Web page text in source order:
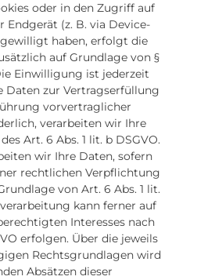
oder in den Zugriff auf
(z. B. via Device-
haben, erfolgt die
auf Grundlage von §
Einwilligung ist jederzeit
Daten zur Vertragserfüllung
vorvertraglicher
verarbeiten wir Ihre
Art. 6 Abs. 1 lit. b DSGVO.
wir Ihre Daten, sofern
rechtlichen Verpflichtung
von Art. 6 Abs. 1 lit.
kann ferner auf
Interesses nach
erfolgen. Über die jeweils
Rechtsgrundlagen wird
Absätzen dieser